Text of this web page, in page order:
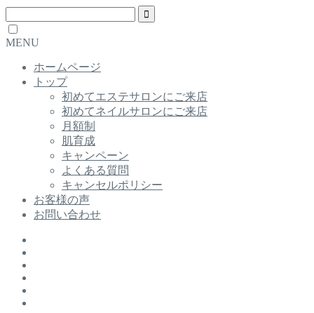
MENU
ホームページ
トップ
初めてエステサロンにご来店
初めてネイルサロンにご来店
月額制
肌育成
キャンペーン
よくある質問
キャンセルポリシー
お客様の声
お問い合わせ